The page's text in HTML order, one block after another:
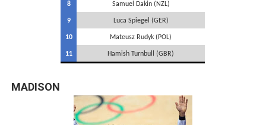
8 Samuel Dakin (NZL)
9 Luca Spiegel (GER)
10 Mateusz Rudyk (POL)
11 Hamish Turnbull (GBR)
MADISON